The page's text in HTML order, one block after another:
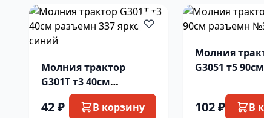
Молния трактор
G301T т3 40см
разъемн 337 ярко
синий
42 ₽ В корзину
Молния
G3051 т5 90см
синий
102 ₽ В